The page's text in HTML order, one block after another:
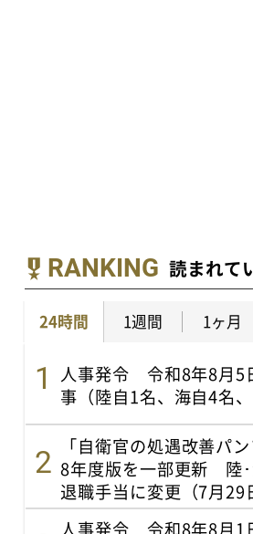
RANKING 読まれて
24時間 1週間 1ヶ月
人事発令 令和8年8月5
事（陸自1名、海自4名、
「自衛官の処遇改善パ
8年度版を一部更新 陸
退職手当に変更（7月29
人事発令 令和8年8月1